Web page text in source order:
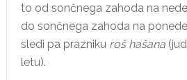
to od sončnega zahoda na
do sončnega zahoda na
sledi pa prazniku roš hašana
letu).